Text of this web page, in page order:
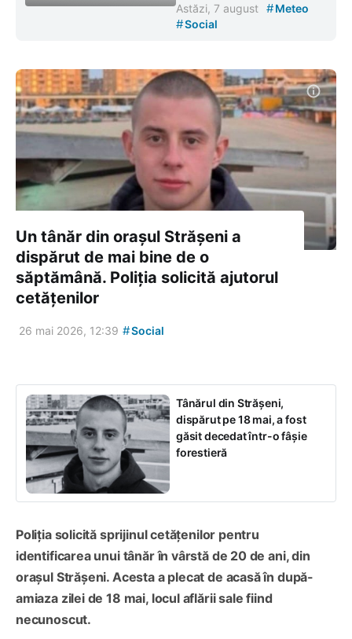
Astăzi, 7 august #Meteo
#Social
Un tânăr din orașul Strășeni a
dispărut de mai bine de o
săptămână. Poliția solicită ajutorul
cetățenilor
26 mai 2026, 12:39 #Social
Tânărul din Strășeni,
dispărut pe 18 mai, a fost
găsit decedat într-o fâșie
forestieră
Poliția solicită sprijinul cetățenilor pentru
identificarea unui tânăr în vârstă de 20 de ani, din
orașul Strășeni. Acesta a plecat de acasă în după-
amiaza zilei de 18 mai, locul aflării sale fiind
necunoscut.